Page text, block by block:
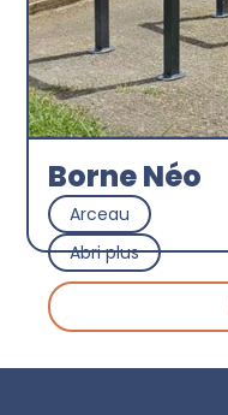
Borne Néo
Arceau
Abri plus